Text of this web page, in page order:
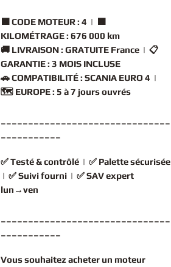
🟧CODE MOTEUR : 4 | 🟧
KILOMÉTRAGE : 676 000 km
🚚 LIVRAISON : GRATUITE France | 📋
GARANTIE : 3 MOIS INCLUSE
🚗COMPATIBILITÉ : SCANIA EURO 4 |
🗺️ EUROPE : 5 à 7 jours ouvrés
✅Testé & contrôlé | ✅ Palette sécurisée
| ✅Suivi fourni | ✅SAV expert
lun→ven
Vous souhaitez acheter un moteur